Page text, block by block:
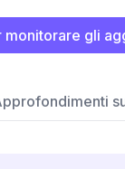
monitorare gli